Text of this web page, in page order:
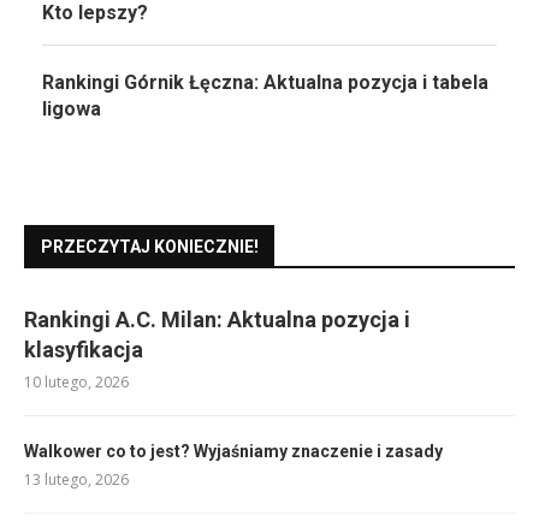
Kto lepszy?
Rankingi Górnik Łęczna: Aktualna pozycja i tabela
ligowa
PRZECZYTAJ KONIECZNIE!
Rankingi A.C. Milan: Aktualna pozycja i
klasyfikacja
10 lutego, 2026
Walkower co to jest? Wyjaśniamy znaczenie i zasady
13 lutego, 2026